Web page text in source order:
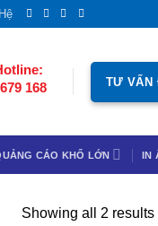
168
TƯ VẤN
CÁO KHỔ LỚN IN
Showing all 2 results